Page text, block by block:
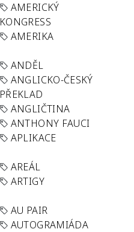
AMERICKÝ
KONGRESS
AMERIKA
ANDĚL
ANGLICKO-ČESKÝ
PŘEKLAD
ANGLIČTINA
ANTHONY FAUCI
APLIKACE
AREÁL
ARTIGY
AU PAIR
AUTOGRAMIÁDA